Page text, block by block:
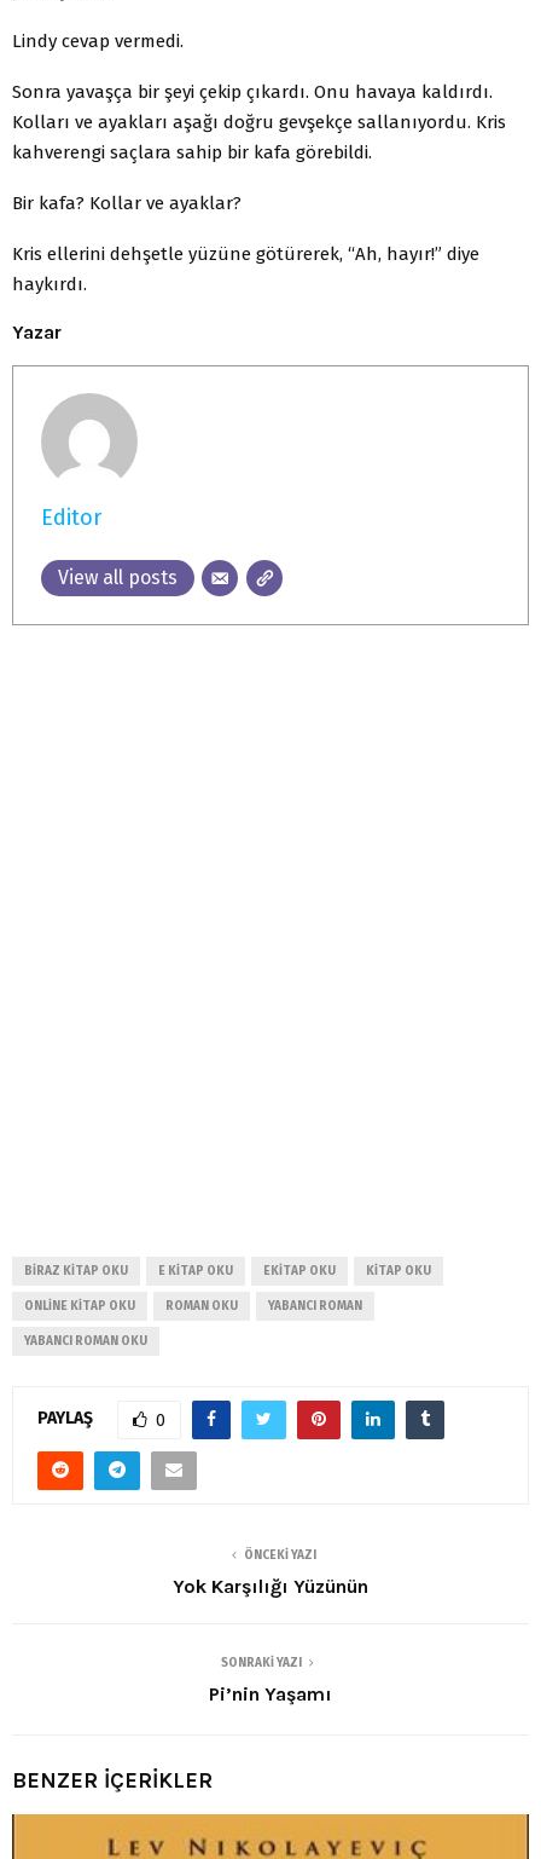
Lindy cevap vermedi.
Sonra yavaşça bir şeyi çekip çıkardı. Onu havaya kaldırdı.
Kolları ve ayakları aşağı doğru gevşekçe sallanıyordu. Kris
kahverengi saçlara sahip bir kafa görebildi.
Bir kafa? Kollar ve ayaklar?
Kris ellerini dehşetle yüzüne götürerek, “Ah, hayır!” diye
haykırdı.
Yazar
Editor
View all posts
BIRAZ KITAP OKU E KITAP OKU EKITAP OKU KITAP OKU
ONLINE KITAP OKU ROMAN OKU YABANCI ROMAN
YABANCI ROMAN OKU
PAYLAŞ 0
ÖNCEKI YAZI
Yok Karşılığı Yüzünün
SONRAKI YAZI
Pi’nin Yaşamı
BENZER İÇERİKLER